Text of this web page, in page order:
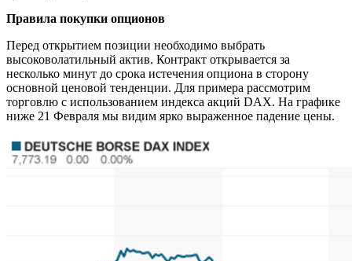
Правила покупки опционов
Перед открытием позиции необходимо выбрать
высоковолатильный актив. Контракт открывается за
несколько минут до срока истечения опциона в сторону
основной ценовой тенденции. Для примера рассмотрим
торговлю с использованием индекса акций DAX. На графике
ниже 21 Февраля мы видим ярко выраженное падение цены.